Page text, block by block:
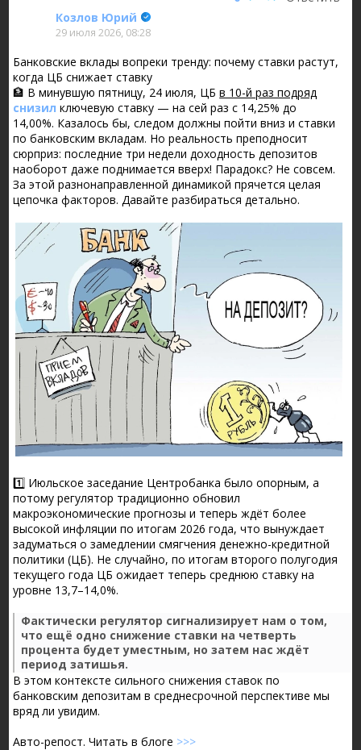
Козлов Юрий
29 июля 2026, 08:28
Банковские вклады вопреки тренду: почему ставки растут,
когда ЦБ снижает ставку
🏦 В минувшую пятницу, 24 июля, ЦБв 10-й раз подряд
снизил ключевую ставку — на сей раз с 14,25% до
14,00%. Казалось бы, следом должны пойти вниз и ставки
по банковским вкладам. Но реальность преподносит
сюрприз: последние три недели доходность депозитов
наоборот даже поднимается вверх! Парадокс? Не совсем.
За этой разнонаправленной динамикой прячется целая
цепочка факторов. Давайте разбираться детально.
1️⃣ Июльское заседание Центробанка было опорным, а
потому регулятор традиционно обновил
макроэкономические прогнозы и теперь ждёт более
высокой инфляции по итогам 2026 года, что вынуждает
задуматься о замедлении смягчения денежно-кредитной
политики (ЦБ). Не случайно, по итогам второго полугодия
текущего года ЦБ ожидает теперь среднюю ставку на
уровне 13,7–14,0%.
Фактически регулятор сигнализирует нам о том,
что ещё одно снижение ставки на четверть
процента будет уместным, но затем нас ждёт
период затишья.
В этом контексте сильного снижения ставок по
банковским депозитам в среднесрочной перспективе мы
вряд ли увидим.
Авто-репост. Читать в блоге >>>